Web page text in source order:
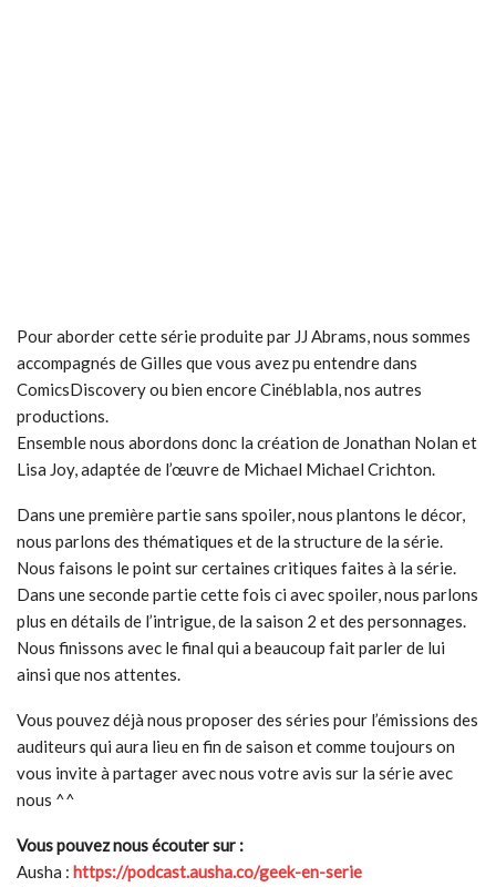
Pour aborder cette série produite par JJ Abrams, nous sommes
accompagnés de Gilles que vous avez pu entendre dans
ComicsDiscovery ou bien encore Cinéblabla, nos autres
productions.
Ensemble nous abordons donc la création de Jonathan Nolan et
Lisa Joy, adaptée de l’œuvre de Michael Michael Crichton.
Dans une première partie sans spoiler, nous plantons le décor,
nous parlons des thématiques et de la structure de la série.
Nous faisons le point sur certaines critiques faites à la série.
Dans une seconde partie cette fois ci avec spoiler, nous parlons
plus en détails de l’intrigue, de la saison 2 et des personnages.
Nous finissons avec le final qui a beaucoup fait parler de lui
ainsi que nos attentes.
Vous pouvez déjà nous proposer des séries pour l’émissions des
auditeurs qui aura lieu en fin de saison et comme toujours on
vous invite à partager avec nous votre avis sur la série avec
nous ^^
Vous pouvez nous écouter sur :
Ausha : https://podcast.ausha.co/geek-en-serie